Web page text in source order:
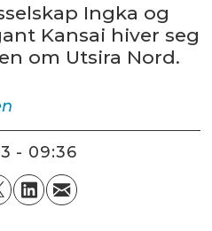
Ingka og
Kansai hiver seg
om Utsira Nord.
- 09:36